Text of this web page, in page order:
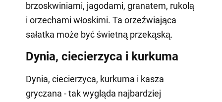
brzoskwiniami, jagodami, granatem, rukolą
i orzechami włoskimi. Ta orzeźwiająca
sałatka może być świetną przekąską.
Dynia, ciecierzyca i kurkuma
Dynia, ciecierzyca, kurkuma i kasza
gryczana - tak wygląda najbardziej